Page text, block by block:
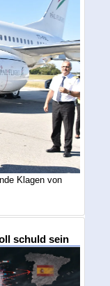
Klagen von
schuld sein